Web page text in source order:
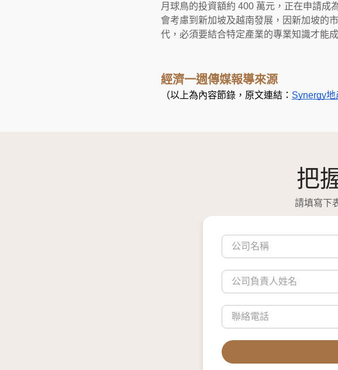
月球鳥的投資額約 400 萬元，正在申請成
會考慮到新加坡及越南發展，因新加坡的
代，必須要結合特定產業的專業知識才能
經濟一週傳媒報導來源
（以上為內容節錄，原文連結： Synergy
把
請填寫下